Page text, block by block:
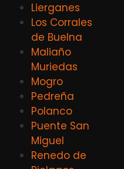
Lierganes
Los Corrales
de Buelna
Maliaño
Muriedas
Mogro
Pedreña
Polanco
Puente San
Miguel
Renedo de